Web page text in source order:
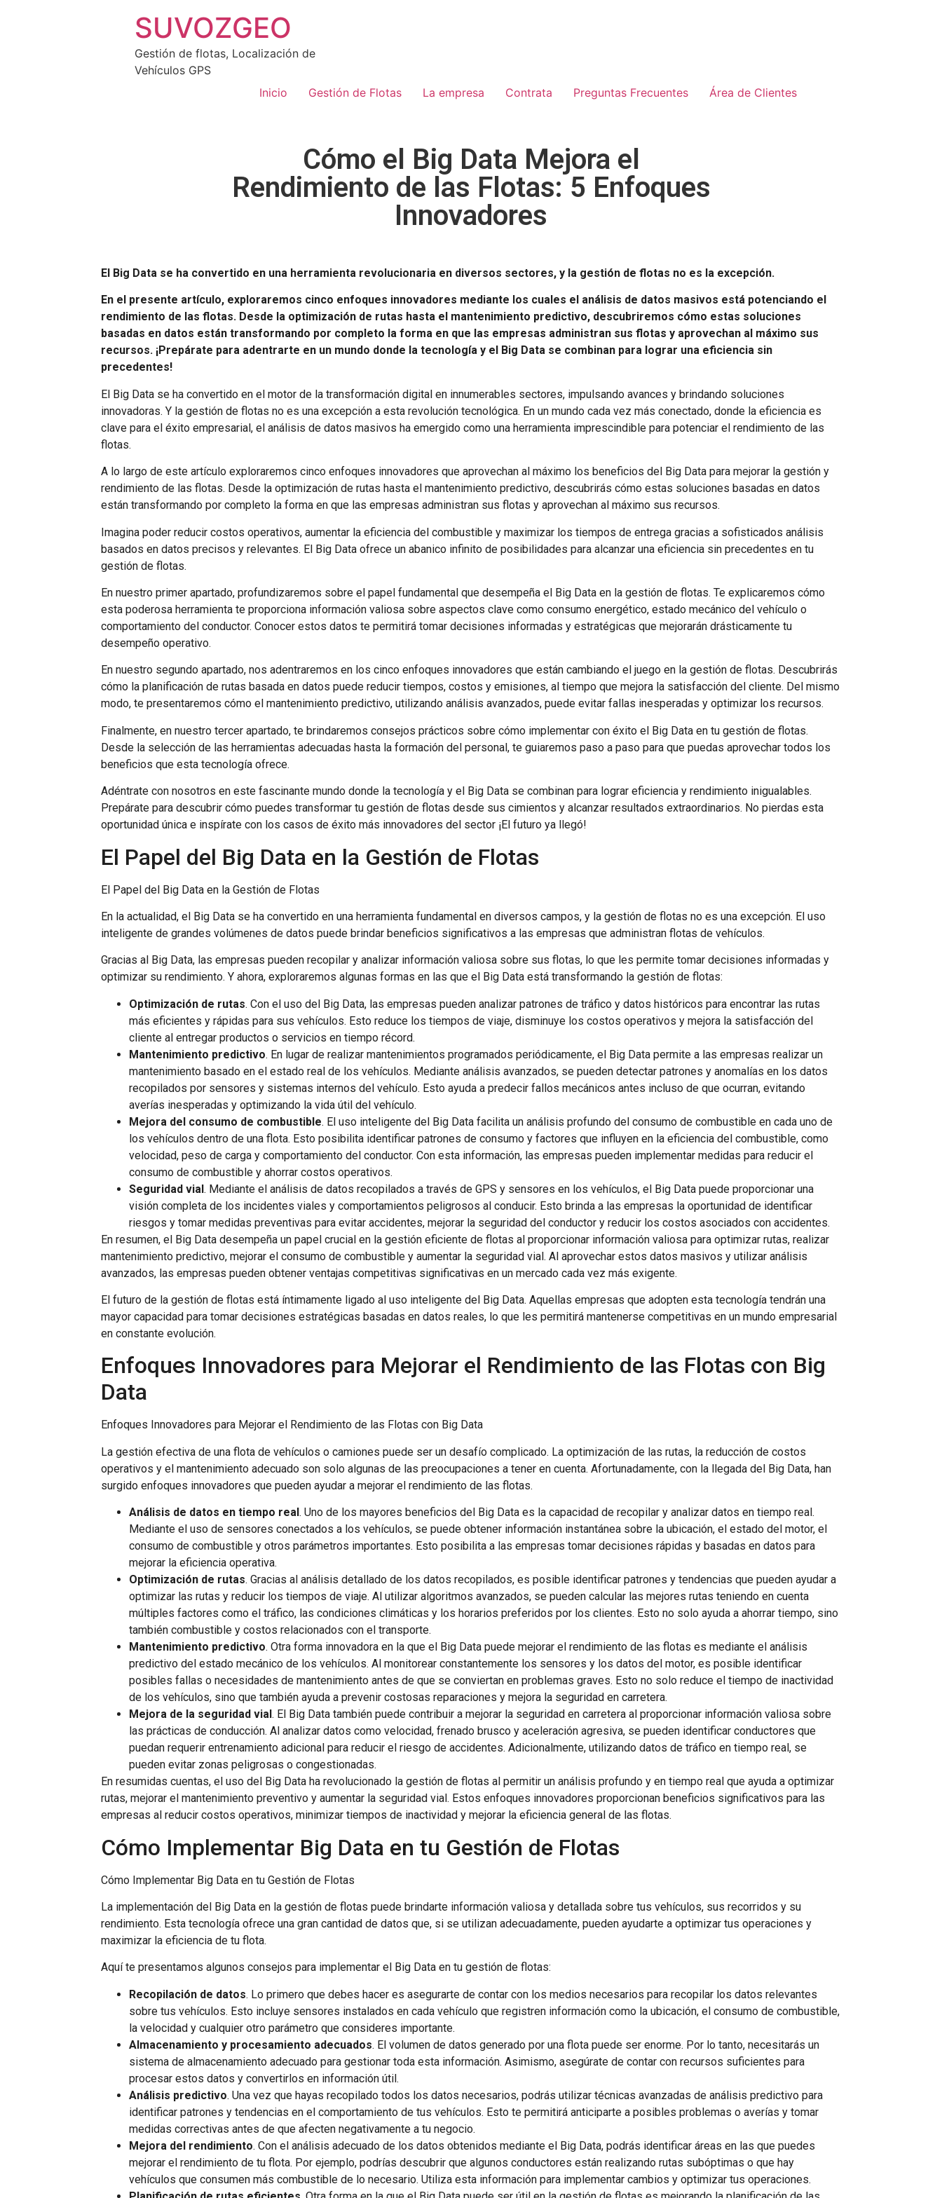
SUVOZGEO
Gestión de flotas, Localización de
Vehículos GPS
Inicio
Gestión de Flotas La empresa Contrata Preguntas Frecuentes Área de Clientes
Cómo el Big Data Mejora el
Rendimiento de las Flotas: 5 Enfoques
Innovadores
El Big Data se ha convertido en una herramienta revolucionaria en diversos sectores, y la gestión de flotas no es la excepción.
En el presente artículo, exploraremos cinco enfoques innovadores mediante los cuales el análisis de datos masivos está potenciando el
rendimiento de las flotas. Desde la optimización de rutas hasta el mantenimiento predictivo, descubriremos cómo estas soluciones
basadas en datos están transformando por completo la forma en que las empresas administran sus flotas y aprovechan al máximo sus
recursos. ¡Prepárate para adentrarte en un mundo donde la tecnología y el Big Data se combinan para lograr una eficiencia sin
precedentes!
El Big Data se ha convertido en el motor de la transformación digital en innumerables sectores, impulsando avances y brindando soluciones
innovadoras. Y la gestión de flotas no es una excepción a esta revolución tecnológica. En un mundo cada vez más conectado, donde la eficiencia es
clave para el éxito empresarial, el análisis de datos masivos ha emergido como una herramienta imprescindible para potenciar el rendimiento de las
flotas.
A lo largo de este artículo exploraremos cinco enfoques innovadores que aprovechan al máximo los beneficios del Big Data para mejorar la gestión y
rendimiento de las flotas. Desde la optimización de rutas hasta el mantenimiento predictivo, descubrirás cómo estas soluciones basadas en datos
están transformando por completo la forma en que las empresas administran sus flotas y aprovechan al máximo sus recursos.
Imagina poder reducir costos operativos, aumentar la eficiencia del combustible y maximizar los tiempos de entrega gracias a sofisticados análisis
basados en datos precisos y relevantes. El Big Data ofrece un abanico infinito de posibilidades para alcanzar una eficiencia sin precedentes en tu
gestión de flotas.
En nuestro primer apartado, profundizaremos sobre el papel fundamental que desempeña el Big Data en la gestión de flotas. Te explicaremos cómo
esta poderosa herramienta te proporciona información valiosa sobre aspectos clave como consumo energético, estado mecánico del vehículo o
comportamiento del conductor. Conocer estos datos te permitirá tomar decisiones informadas y estratégicas que mejorarán drásticamente tu
desempeño operativo.
En nuestro segundo apartado, nos adentraremos en los cinco enfoques innovadores que están cambiando el juego en la gestión de flotas. Descubrirás
cómo la planificación de rutas basada en datos puede reducir tiempos, costos y emisiones, al tiempo que mejora la satisfacción del cliente. Del mismo
modo, te presentaremos cómo el mantenimiento predictivo, utilizando análisis avanzados, puede evitar fallas inesperadas y optimizar los recursos.
Finalmente, en nuestro tercer apartado, te brindaremos consejos prácticos sobre cómo implementar con éxito el Big Data en tu gestión de flotas.
Desde la selección de las herramientas adecuadas hasta la formación del personal, te guiaremos paso a paso para que puedas aprovechar todos los
beneficios que esta tecnología ofrece.
Adéntrate con nosotros en este fascinante mundo donde la tecnología y el Big Data se combinan para lograr eficiencia y rendimiento inigualables.
Prepárate para descubrir cómo puedes transformar tu gestión de flotas desde sus cimientos y alcanzar resultados extraordinarios. No pierdas esta
oportunidad única e inspírate con los casos de éxito más innovadores del sector ¡El futuro ya llegó!
El Papel del Big Data en la Gestión de Flotas
El Papel del Big Data en la Gestión de Flotas
En la actualidad, el Big Data se ha convertido en una herramienta fundamental en diversos campos, y la gestión de flotas no es una excepción. El uso
inteligente de grandes volúmenes de datos puede brindar beneficios significativos a las empresas que administran flotas de vehículos.
Gracias al Big Data, las empresas pueden recopilar y analizar información valiosa sobre sus flotas, lo que les permite tomar decisiones informadas y
optimizar su rendimiento. Y ahora, exploraremos algunas formas en las que el Big Data está transformando la gestión de flotas:
Optimización de rutas. Con el uso del Big Data, las empresas pueden analizar patrones de tráfico y datos históricos para encontrar las rutas
más eficientes y rápidas para sus vehículos. Esto reduce los tiempos de viaje, disminuye los costos operativos y mejora la satisfacción del
cliente al entregar productos o servicios en tiempo récord.
Mantenimiento predictivo. En lugar de realizar mantenimientos programados periódicamente, el Big Data permite a las empresas realizar un
mantenimiento basado en el estado real de los vehículos. Mediante análisis avanzados, se pueden detectar patrones y anomalías en los datos
recopilados por sensores y sistemas internos del vehículo. Esto ayuda a predecir fallos mecánicos antes incluso de que ocurran, evitando
averías inesperadas y optimizando la vida útil del vehículo.
Mejora del consumo de combustible. El uso inteligente del Big Data facilita un análisis profundo del consumo de combustible en cada uno de
los vehículos dentro de una flota. Esto posibilita identificar patrones de consumo y factores que influyen en la eficiencia del combustible, como
velocidad, peso de carga y comportamiento del conductor. Con esta información, las empresas pueden implementar medidas para reducir el
consumo de combustible y ahorrar costos operativos.
Seguridad vial. Mediante el análisis de datos recopilados a través de GPS y sensores en los vehículos, el Big Data puede proporcionar una
visión completa de los incidentes viales y comportamientos peligrosos al conducir. Esto brinda a las empresas la oportunidad de identificar
riesgos y tomar medidas preventivas para evitar accidentes, mejorar la seguridad del conductor y reducir los costos asociados con accidentes.
En resumen, el Big Data desempeña un papel crucial en la gestión eficiente de flotas al proporcionar información valiosa para optimizar rutas, realizar
mantenimiento predictivo, mejorar el consumo de combustible y aumentar la seguridad vial. Al aprovechar estos datos masivos y utilizar análisis
avanzados, las empresas pueden obtener ventajas competitivas significativas en un mercado cada vez más exigente.
El futuro de la gestión de flotas está íntimamente ligado al uso inteligente del Big Data. Aquellas empresas que adopten esta tecnología tendrán una
mayor capacidad para tomar decisiones estratégicas basadas en datos reales, lo que les permitirá mantenerse competitivas en un mundo empresarial
en constante evolución.
Enfoques Innovadores para Mejorar el Rendimiento de las Flotas con Big
Data
Enfoques Innovadores para Mejorar el Rendimiento de las Flotas con Big Data
La gestión efectiva de una flota de vehículos o camiones puede ser un desafío complicado. La optimización de las rutas, la reducción de costos
operativos y el mantenimiento adecuado son solo algunas de las preocupaciones a tener en cuenta. Afortunadamente, con la llegada del Big Data, han
surgido enfoques innovadores que pueden ayudar a mejorar el rendimiento de las flotas.
Análisis de datos en tiempo real. Uno de los mayores beneficios del Big Data es la capacidad de recopilar y analizar datos en tiempo real.
Mediante el uso de sensores conectados a los vehículos, se puede obtener información instantánea sobre la ubicación, el estado del motor, el
consumo de combustible y otros parámetros importantes. Esto posibilita a las empresas tomar decisiones rápidas y basadas en datos para
mejorar la eficiencia operativa.
Optimización de rutas. Gracias al análisis detallado de los datos recopilados, es posible identificar patrones y tendencias que pueden ayudar a
optimizar las rutas y reducir los tiempos de viaje. Al utilizar algoritmos avanzados, se pueden calcular las mejores rutas teniendo en cuenta
múltiples factores como el tráfico, las condiciones climáticas y los horarios preferidos por los clientes. Esto no solo ayuda a ahorrar tiempo, sino
también combustible y costos relacionados con el transporte.
Mantenimiento predictivo. Otra forma innovadora en la que el Big Data puede mejorar el rendimiento de las flotas es mediante el análisis
predictivo del estado mecánico de los vehículos. Al monitorear constantemente los sensores y los datos del motor, es posible identificar
posibles fallas o necesidades de mantenimiento antes de que se conviertan en problemas graves. Esto no solo reduce el tiempo de inactividad
de los vehículos, sino que también ayuda a prevenir costosas reparaciones y mejora la seguridad en carretera.
Mejora de la seguridad vial. El Big Data también puede contribuir a mejorar la seguridad en carretera al proporcionar información valiosa sobre
las prácticas de conducción. Al analizar datos como velocidad, frenado brusco y aceleración agresiva, se pueden identificar conductores que
puedan requerir entrenamiento adicional para reducir el riesgo de accidentes. Adicionalmente, utilizando datos de tráfico en tiempo real, se
pueden evitar zonas peligrosas o congestionadas.
En resumidas cuentas, el uso del Big Data ha revolucionado la gestión de flotas al permitir un análisis profundo y en tiempo real que ayuda a optimizar
rutas, mejorar el mantenimiento preventivo y aumentar la seguridad vial. Estos enfoques innovadores proporcionan beneficios significativos para las
empresas al reducir costos operativos, minimizar tiempos de inactividad y mejorar la eficiencia general de las flotas.
Cómo Implementar Big Data en tu Gestión de Flotas
Cómo Implementar Big Data en tu Gestión de Flotas
La implementación del Big Data en la gestión de flotas puede brindarte información valiosa y detallada sobre tus vehículos, sus recorridos y su
rendimiento. Esta tecnología ofrece una gran cantidad de datos que, si se utilizan adecuadamente, pueden ayudarte a optimizar tus operaciones y
maximizar la eficiencia de tu flota.
Aquí te presentamos algunos consejos para implementar el Big Data en tu gestión de flotas:
Recopilación de datos. Lo primero que debes hacer es asegurarte de contar con los medios necesarios para recopilar los datos relevantes
sobre tus vehículos. Esto incluye sensores instalados en cada vehículo que registren información como la ubicación, el consumo de combustible,
la velocidad y cualquier otro parámetro que consideres importante.
Almacenamiento y procesamiento adecuados. El volumen de datos generado por una flota puede ser enorme. Por lo tanto, necesitarás un
sistema de almacenamiento adecuado para gestionar toda esta información. Asimismo, asegúrate de contar con recursos suficientes para
procesar estos datos y convertirlos en información útil.
Análisis predictivo. Una vez que hayas recopilado todos los datos necesarios, podrás utilizar técnicas avanzadas de análisis predictivo para
identificar patrones y tendencias en el comportamiento de tus vehículos. Esto te permitirá anticiparte a posibles problemas o averías y tomar
medidas correctivas antes de que afecten negativamente a tu negocio.
Mejora del rendimiento. Con el análisis adecuado de los datos obtenidos mediante el Big Data, podrás identificar áreas en las que puedes
mejorar el rendimiento de tu flota. Por ejemplo, podrías descubrir que algunos conductores están realizando rutas subóptimas o que hay
vehículos que consumen más combustible de lo necesario. Utiliza esta información para implementar cambios y optimizar tus operaciones.